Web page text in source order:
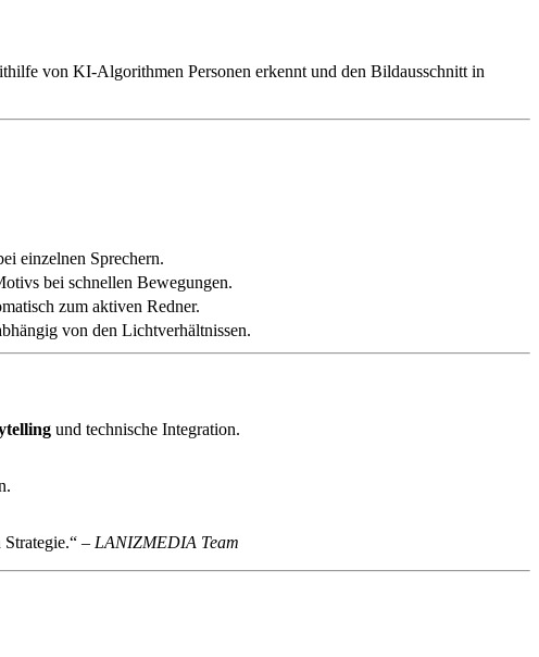
von KI-Algorithmen Personen erkennt und den Bildausschnitt in
einzelnen Sprechern.
bei schnellen Bewegungen.
zum aktiven Redner.
von den Lichtverhältnissen.
und technische Integration.
– LANIZMEDIA Team